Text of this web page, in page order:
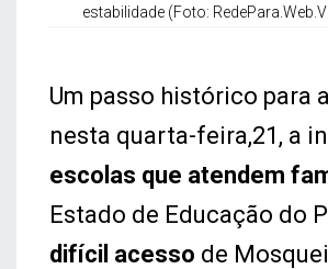
estabilidade (Foto:
Um passo histórico para a
nesta quarta-feira,21, a
escolas que atendem
Estado de Educação do
difícil acesso de